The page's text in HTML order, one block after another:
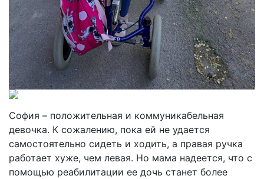
София – положительная и коммуникабельная
девочка. К сожалению, пока ей не удается
самостоятельно сидеть и ходить, а правая ручка
работает хуже, чем левая. Но мама надеется, что с
помощью реабилитации ее дочь станет более